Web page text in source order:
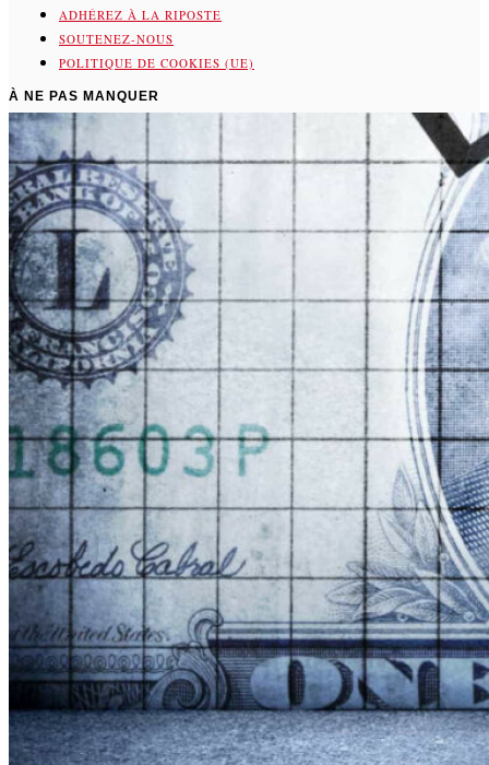
ADHÉREZ À LA RIPOSTE
SOUTENEZ-NOUS
POLITIQUE DE COOKIES (UE)
À NE PAS MANQUER